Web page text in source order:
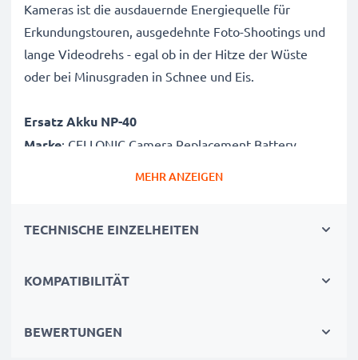
Kameras ist die ausdauernde Energiequelle für
Erkundungstouren, ausgedehnte Foto-Shootings und
lange Videodrehs - egal ob in der Hitze der Wüste
oder bei Minusgraden in Schnee und Eis.
Ersatz Akku NP-40
Marke: CELLONIC Camera Replacement Battery
Farbe: grau
CELLONIC Ersatz Kamera Akku NP-40: Power für
MEHR ANZEIGEN
TECHNISCHE EINZELHEITEN
KOMPATIBILITÄT
BEWERTUNGEN